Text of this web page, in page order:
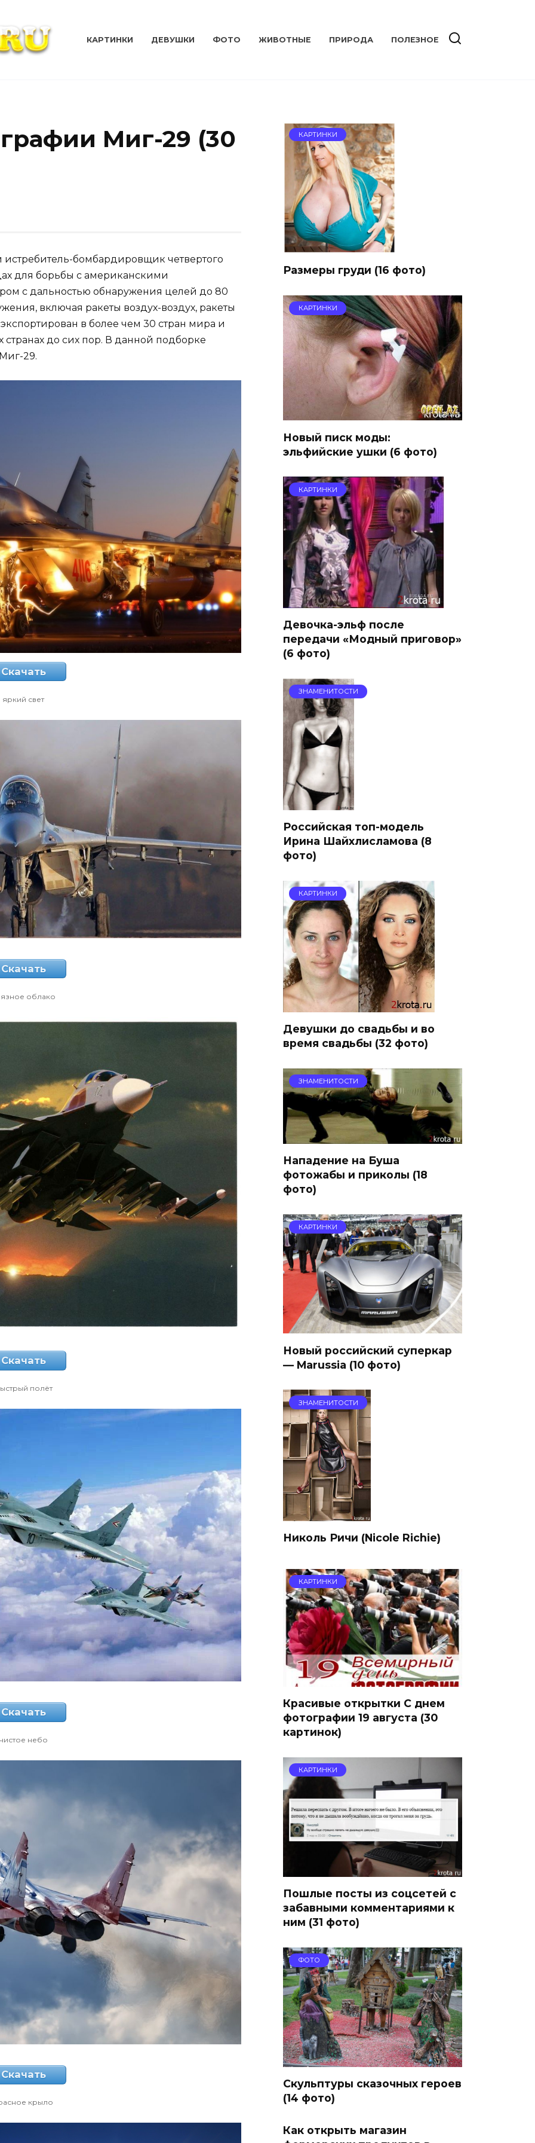
КАРТИНКИ ДЕВУШКИ ФОТО ЖИВОТНЫЕ ПРИРОДА ПОЛЕЗНОЕ
Миг-29 (30
бомбардировщик четвертого
для борьбы с американскими
с дальностью обнаружения целей до 80
включая ракеты воздух-воздух, ракеты
в более чем 30 стран мира и
странах до сих пор. В данной подборке
29.
Скачать
яркий свет
Скачать
облако
Скачать
полёт
Скачать
небо
Скачать
крыло
КАРТИНКИ
Размеры груди (16 фото)
КАРТИНКИ
Новый писк моды:
эльфийские ушки (6 фото)
КАРТИНКИ
Девочка-эльф после
передачи «Модный приговор»
(6 фото)
ЗНАМЕНИТОСТИ
Российская топ-модель
Ирина Шайхлисламова (8
фото)
КАРТИНКИ
Девушки до свадьбы и во
время свадьбы (32 фото)
ЗНАМЕНИТОСТИ
Нападение на Буша
фотожабы и приколы (18
фото)
КАРТИНКИ
Новый российский суперкар
— Marussia (10 фото)
ЗНАМЕНИТОСТИ
Николь Ричи (Nicole Richie)
КАРТИНКИ
Красивые открытки С днем
фотографии 19 августа (30
картинок)
КАРТИНКИ
Пошлые посты из соцсетей с
забавными комментариями к
ним (31 фото)
ФОТО
Скульптуры сказочных героев
(14 фото)
Как открыть магазин